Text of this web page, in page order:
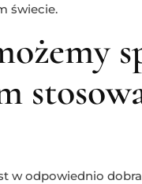
świecie.
w odpowiednio